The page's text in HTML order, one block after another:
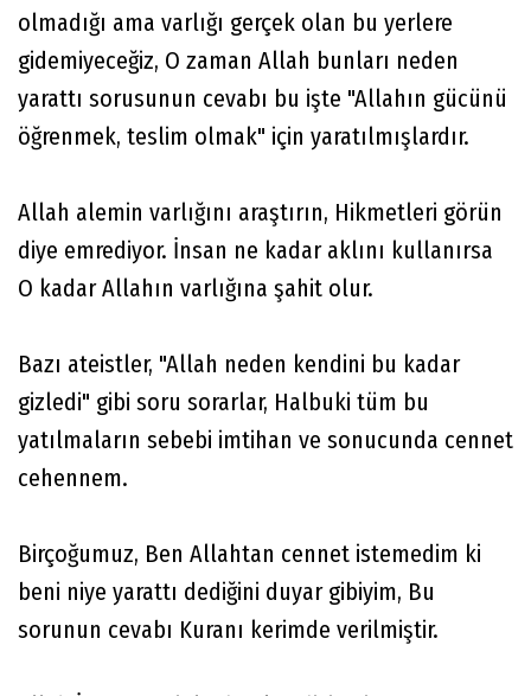
olmadığı ama varlığı gerçek olan bu yerlere
gidemiyeceğiz, O zaman Allah bunları neden
yarattı sorusunun cevabı bu işte "Allahın gücünü
öğrenmek, teslim olmak" için yaratılmışlardır.
Allah alemin varlığını araştırın, Hikmetleri görün
diye emrediyor. İnsan ne kadar aklını kullanırsa
O kadar Allahın varlığına şahit olur.
Bazı ateistler, "Allah neden kendini bu kadar
gizledi" gibi soru sorarlar, Halbuki tüm bu
yatılmaların sebebi imtihan ve sonucunda cennet
cehennem.
Birçoğumuz, Ben Allahtan cennet istemedim ki
beni niye yarattı dediğini duyar gibiyim, Bu
sorunun cevabı Kuranı kerimde verilmiştir.